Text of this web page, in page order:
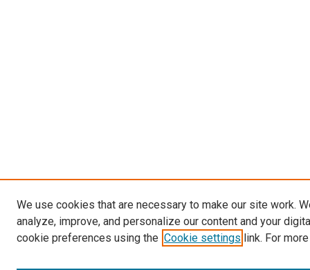
We use cookies that are necessary to make our site work.
analyze, improve, and personalize our content and your
cookie preferences using the Cookie settings link. For